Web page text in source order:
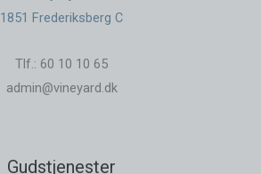
1851 Frederiksberg C
Tlf.: 60 10 10 65
admin@vineyard.dk
Gudstjenester